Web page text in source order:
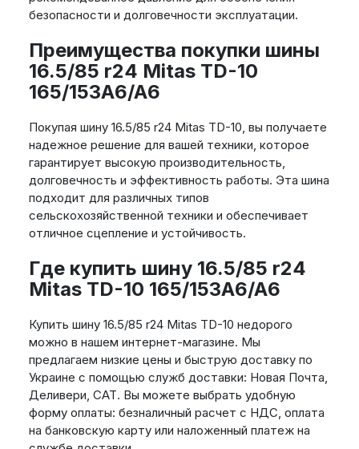
безопасности и долговечности эксплуатации.
Преимущества покупки шины
16.5/85 r24 Mitas TD-10
165/153A6/A6
Покупая шину 16.5/85 r24 Mitas TD-10, вы получаете
надежное решение для вашей техники, которое
гарантирует высокую производительность,
долговечность и эффективность работы. Эта шина
подходит для различных типов
сельскохозяйственной техники и обеспечивает
отличное сцепление и устойчивость.
Где купить шину 16.5/85 r24
Mitas TD-10 165/153A6/A6
Купить шину 16.5/85 r24 Mitas TD-10 недорого
можно в нашем интернет-магазине. Мы
предлагаем низкие цены и быструю доставку по
Украине с помощью служб доставки: Новая Почта,
Деливери, САТ. Вы можете выбрать удобную
форму оплаты: безналичный расчет с НДС, оплата
на банковскую карту или наложенный платеж на